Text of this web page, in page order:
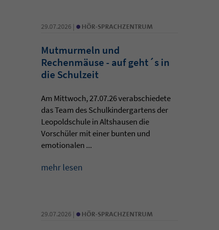
29.07.2026 | • HÖR-SPRACHZENTRUM
Mutmurmeln und
Rechenmäuse - auf geht´s in
die Schulzeit
Am Mittwoch, 27.07.26 verabschiedete
das Team des Schulkindergartens der
Leopoldschule in Altshausen die
Vorschüler mit einer bunten und
emotionalen ...
mehr lesen
29.07.2026 | • HÖR-SPRACHZENTRUM